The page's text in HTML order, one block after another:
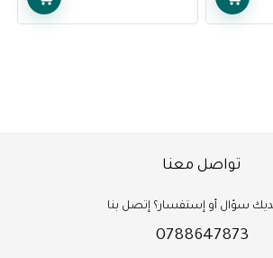
تواصل معنا
سؤال أو إستفسار؟ إتصل بنا
0788647873